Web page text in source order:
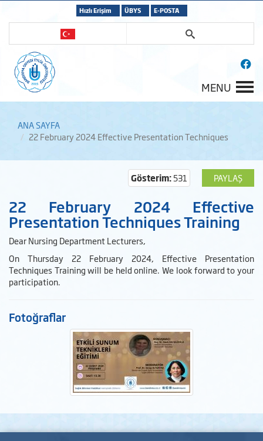
Hızlı Erişim ÜBYS E-POSTA
MENU
ANA SAYFA
22 February 2024 Effective Presentation Techniques
PAYLAŞ
Gösterim:531
22 February 2024 Effective
Presentation Techniques Training
Dear Nursing Department Lecturers,
On Thursday 22 February 2024, Effective Presentation
Techniques Training will be held online. We look forward to your
participation.
Fotoğraflar